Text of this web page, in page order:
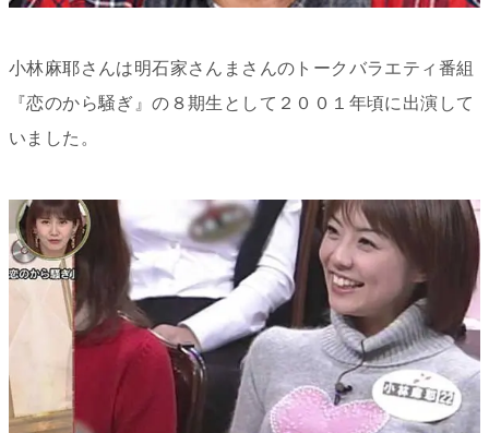
小林麻耶さんは明石家さんまさんのトークバラエティ番組
『恋のから騒ぎ』の８期生として２００１年頃に出演して
いました。